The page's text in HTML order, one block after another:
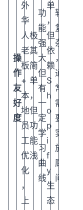
操
作
友
好
度
外
华
人
老
板
+
本
地
员
工
优
化
，
上
极
其
简
单
，
但
功
能
浅
功
能
强
大
但
有
一
定
学
习
曲
线
单
，
但
依
赖
S
h
o
p
i
f
y
生
态
较
复
杂
，
通
常
需
要
实
施
顾
问